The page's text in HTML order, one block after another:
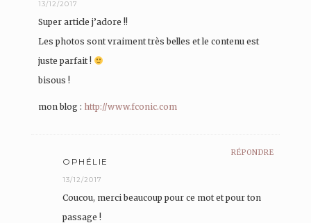
13/12/2017
Super article j’adore !!
Les photos sont vraiment très belles et le contenu est
juste parfait !
bisous !
mon blog : http://www.fconic.com
RÉPONDRE
OPHÉLIE
13/12/2017
Coucou, merci beaucoup pour ce mot et pour ton
passage !